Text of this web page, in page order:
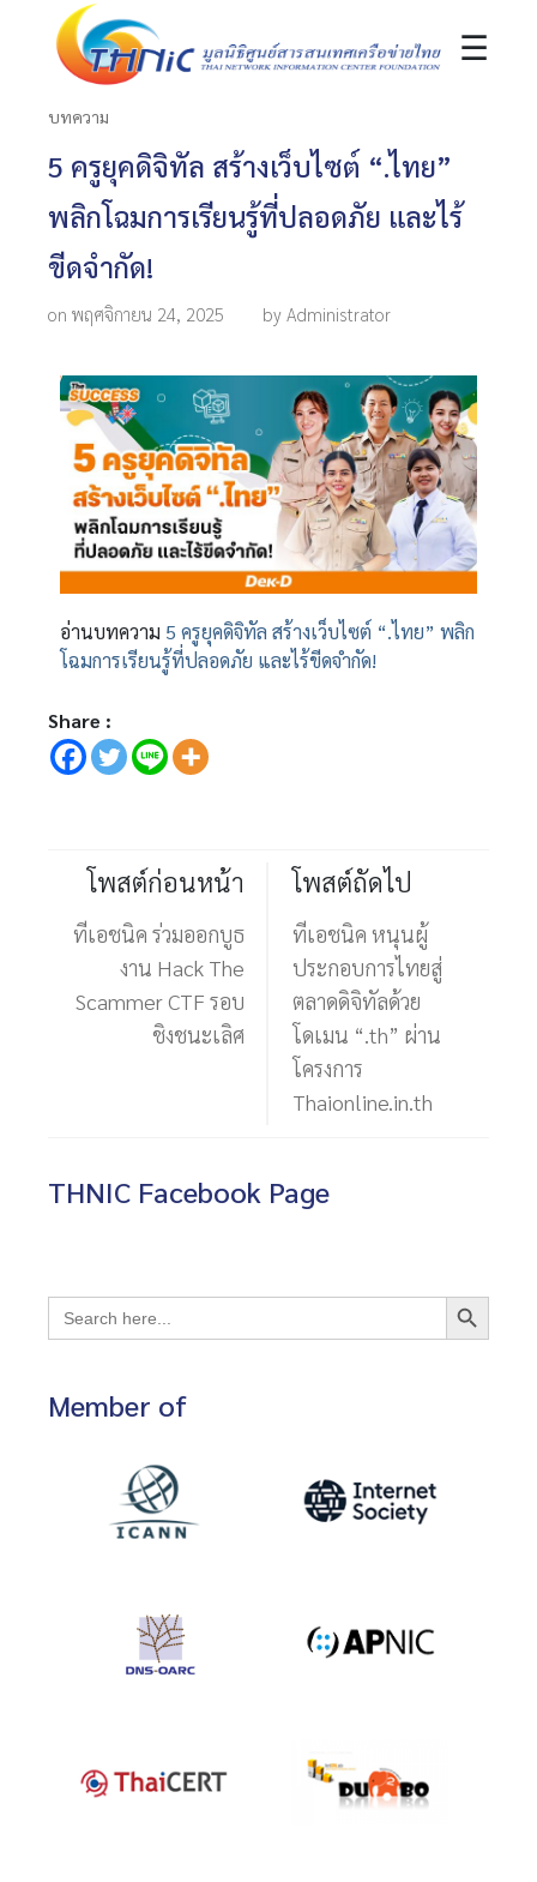
☰
บทความ
5 ครูยุคดิจิทัล สร้างเว็บไซต์ “.ไทย”
พลิกโฉมการเรียนรู้ที่ปลอดภัย และไร้
ขีดจำกัด!
on พฤศจิกายน 24, 2025 by Administrator
อ่านบทความ 5 ครูยุคดิจิทัล สร้างเว็บไซต์ “.ไทย” พลิก
โฉมการเรียนรู้ที่ปลอดภัย และไร้ขีดจำกัด!
Share :
โพสต์ก่อนหน้า
ทีเอชนิค ร่วมออกบูธ
งาน Hack The
Scammer CTF รอบ
ชิงชนะเลิศ
โพสต์ถัดไป
ทีเอชนิค หนุนผู้
ประกอบการไทยสู่
ตลาดดิจิทัลด้วย
โดเมน “.th” ผ่าน
โครงการ
Thaionline.in.th
THNIC Facebook Page
Search
for:
Search Button
Member of